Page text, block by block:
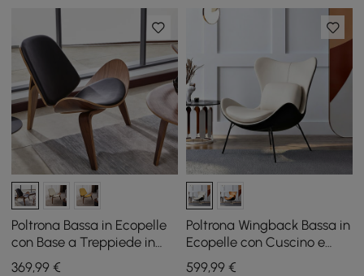
Poltrona Bassa in Ecopelle
con Base a Treppiede in
Legno
369,99 €
Poltrona Wingback Bassa in
Ecopelle con Cuscino e
Gambe in Metallo
599,99€